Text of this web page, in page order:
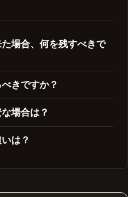
場合、何を残すべきで
きですか？
場合は？
は？